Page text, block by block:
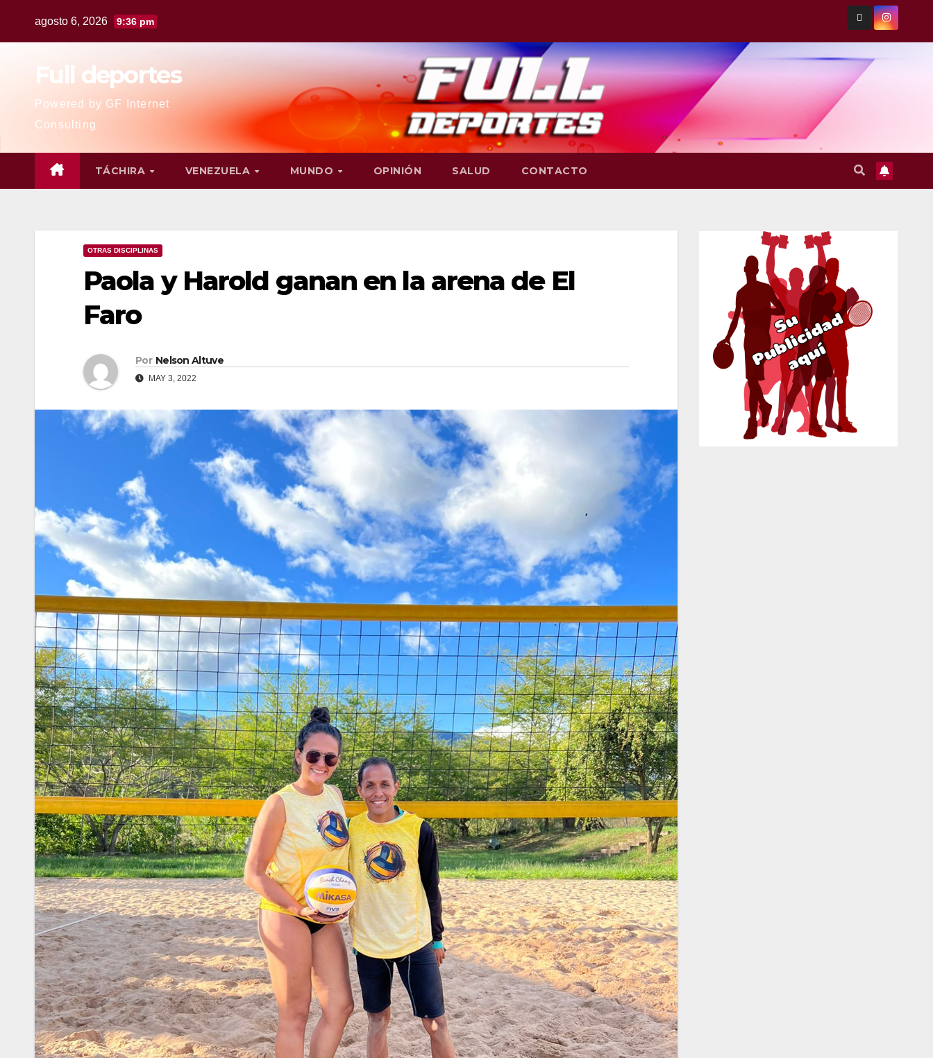
agosto 6, 2026 9:36 pm
Full deportes
Powered by GF Internet
Consulting
TÁCHIRA VENEZUELA MUNDO OPINIÓN SALUD CONTACTO
OTRAS DISCIPLINAS
Paola y Harold ganan en la arena de El
Faro
Por Nelson Altuve
MAY 3, 2022